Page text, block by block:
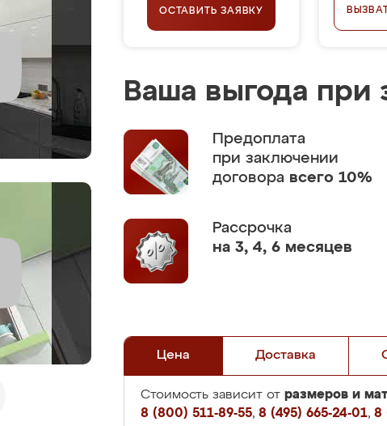
ОСТАВИТЬ ЗАЯВКУ
Ваша выгода при
Предоплата
при заключении
договора всего 10%
Рассрочка
на 3, 4, 6 месяцев
Цена Доставка
Стоимость зависит от размеров и
8 (800) 511-89-55, 8 (495) 665-24-01, 8